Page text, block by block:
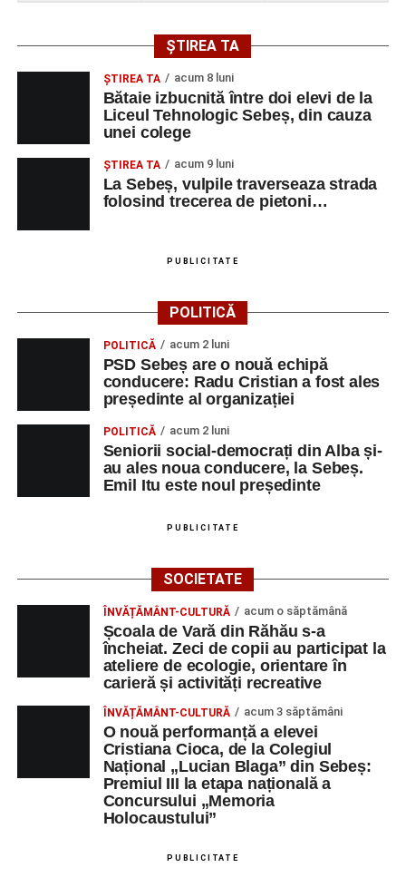
Ora 18:00 – Grădina Muzeului Municipal „Ioan
Raica” Sebeș:salonul literar și artistic
artelor”, organizat împreună cu artiști locali.
Miercuri, 27 august
De la ora 10:00:activități dedicate copiilor, în
cadrul programului „Copiii în armonia orașului”;
Ora 18:30 – Aula Primăriei Sebeș:festivitatea
de premiere a șefilor de promoție și a elevilor cu
rezultate deosebite la Evaluarea Națională și
Ora 19:30 – Parcul Tineretului:
artistice susținute de Școala de Muzică „DoReMi”,
Cavalerii de Mühlbach și Trupa de Dansuri Săsești
Sebeș;
Ora 20:30 – Parcul Tineretului:proiecția filmului
de animație„Buffalo Kids”
Joi, 28 august
de premiere a medicilor și preoților retrași din
Ora 19:00 – Grădina Muzeului Municipal „Ioan
Raica”:
Concert extraordinar cu muzică din
, susținut de
Remus Grama and The
Concert Band, alcătuit din membri ai Orchestrei
Filarmonicii de Stat Târgu Mureș.
Vineri, 29 august
Ora 11:00 – Aula Primăriei Sebeș: „Armonia
prieteniei”, întâlnire oficială cu reprezentanții
orașelor înfrățite;
Ora 19:00 – Grădina Muzeului Municipal:
care împlinesc 50 de ani de căsătorie, urmată de un
ȘTIREA TA
ŞTIREA TA acum 8 luni
Bătaie izbucnită între doi elevi de la
Liceul Tehnologic Sebeș, din cauza
unei colege
ŞTIREA TA acum 9 luni
La Sebeș, vulpile traverseaza strada
folosind trecerea de pietoni…
PUBLICITATE
POLITICĂ
POLITICĂ acum 2 luni
PSD Sebeș are o nouă echipă
conducere: Radu Cristian a fost ales
președinte al organizației
POLITICĂ acum 2 luni
Seniorii social-democrați din Alba și-
au ales noua conducere, la Sebeș.
Emil Itu este noul președinte
PUBLICITATE
SOCIETATE
ÎNVĂȚĂMÂNT-CULTURĂ acum o săptămână
Școala de Vară din Răhău s-a
încheiat. Zeci de copii au participat la
ateliere de ecologie, orientare în
carieră și activități recreative
ÎNVĂȚĂMÂNT-CULTURĂ acum 3 săptămâni
O nouă performanță a elevei
Cristiana Cioca, de la Colegiul
Național „Lucian Blaga” din Sebeș:
Premiul III la etapa națională a
Concursului „Memoria
Holocaustului”
PUBLICITATE